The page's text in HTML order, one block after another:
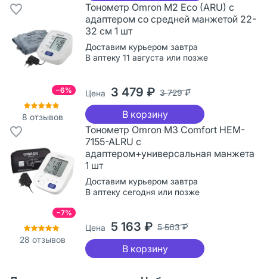
−6%
8 отзывов
Тонометр Omron M2 Eco (ARU) с
адаптером со средней манжетой 22-
32 см 1 шт
Доставим курьером завтра
В аптеку 11 августа или позже
Цена 3 479 ₽ 3 729 ₽
В корзину
−7%
28 отзывов
Тонометр Omron M3 Comfort HEM-
7155-ALRU с
адаптером+универсальная манжета
1 шт
Доставим курьером завтра
В аптеку сегодня или позже
Цена 5 163 ₽ 5 563 ₽
В корзину